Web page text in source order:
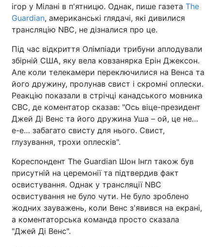
ігор у Мілані в п'ятницю. Однак, пише газета The
Guardian, американські глядачі, які дивилися
трансляцію NBC, не дізналися про це.
Під час відкриття Олімпіади трибуни аплодували
збірній США, яку вела ковзанярка Ерін Джексон.
Але коли телекамери переключилися на Венса та
його дружину, пролунав свист і скромні оплески.
Реакцію показали в стрічці канадського мовника
CBC, де коментатор сказав: "Ось віце-президент
Джей Ді Венс та його дружина Уша – ой, це не…
е-е… забагато свисту для нього. Свист,
глузування, трохи оплесків".
Кореспондент The Guardian Шон Інгл також був
присутній на церемонії та підтвердив факт
освистування. Однак у трансляції NBC
освистування не було чути. Не було зроблено
жодних зауважень, коли Венс з'явився на екрані,
а коментаторська команда просто сказала
"Джей Ді Венс".